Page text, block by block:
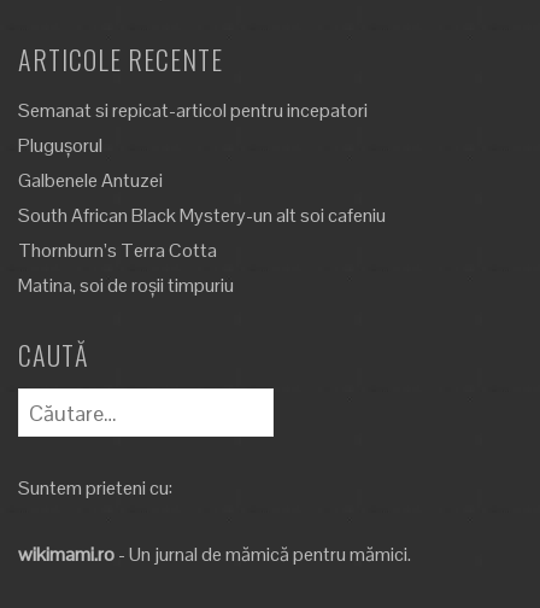
ARTICOLE RECENTE
Semanat si repicat-articol pentru incepatori
Plugușorul
Galbenele Antuzei
South African Black Mystery-un alt soi cafeniu
Thornburn’s Terra Cotta
Matina, soi de roșii timpuriu
CAUTĂ
Caută
după:
Suntem prieteni cu:
wikimami.ro- Un jurnal de mămică pentru mămici.